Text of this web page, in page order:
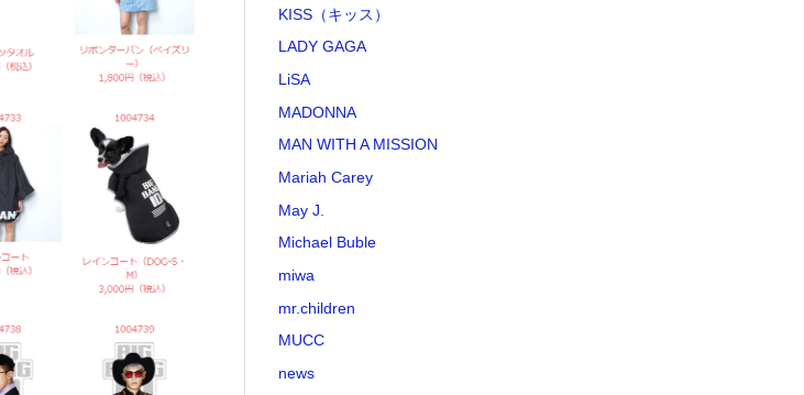
KISS（キッス）
LADY GAGA
LiSA
MADONNA
MAN WITH A MISSION
Mariah Carey
May J.
Michael Buble
miwa
mr.children
MUCC
news